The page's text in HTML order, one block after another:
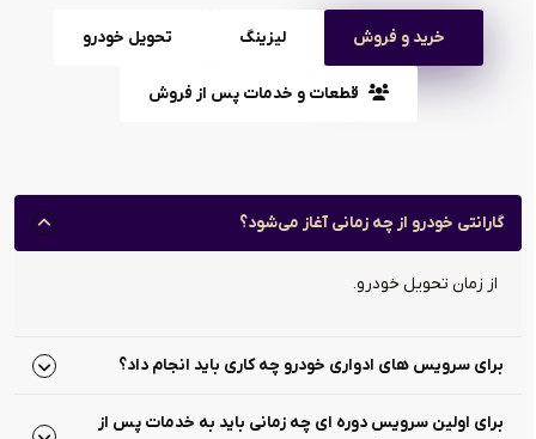
خرید و فروش لیزینگ تحویل خودرو
قطعات و خدمات پس از فروش
گارانتی خودرو از چه زمانی آغاز می‌شود؟
از زمان تحویل خودرو.
برای سرویس های ادواری خودرو چه کاری باید انجام داد؟
برای اولین سرویس دوره ای چه زمانی باید به خدمات پس از